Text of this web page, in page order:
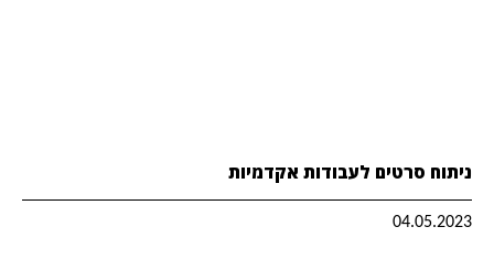
ניתוח סרטים לעבודות אקדמיות
04.05.2023